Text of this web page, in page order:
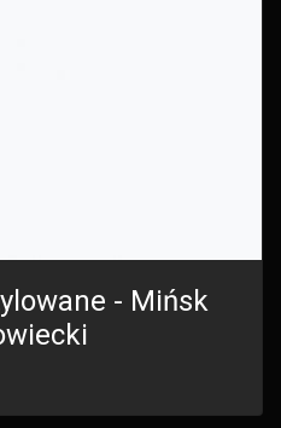
- Mińsk